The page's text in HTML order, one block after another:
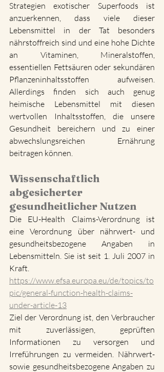
Strategien exotischer Superfoods ist
anzuerkennen, dass viele dieser
Lebensmittel in der Tat besonders
nährstoffreich sind und eine hohe Dichte
an Vitaminen, Mineralstoffen,
essentiellen Fettsäuren oder sekundären
Pflanzeninhaltsstoffen aufweisen.
Allerdings finden sich auch genug
heimische Lebensmittel mit diesen
wertvollen Inhaltsstoffen, die unsere
Gesundheit bereichern und zu einer
abwechslungsreichen Ernährung
beitragen können.
Wissenschaftlich
abgesicherter
gesundheitlicher Nutzen
Die EU-Health Claims-Verordnung ist
eine Verordnung über nährwert- und
gesundheitsbezogene Angaben in
Lebensmitteln. Sie ist seit 1. Juli 2007 in
Kraft.
https://www.efsa.europa.eu/de/topics/to
pic/general-function-health-claims-
under-article-13
Ziel der Verordnung ist, den Verbraucher
mit zuverlässigen, geprüften
Informationen zu versorgen und
Irreführungen zu vermeiden. Nährwert-
sowie gesundheitsbezogene Angaben zu